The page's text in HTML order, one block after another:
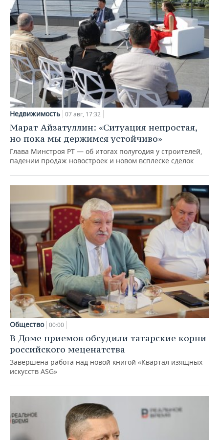
Недвижимость 07 авг, 17:32
Марат Айзатуллин: «Ситуация непростая,
но пока мы держимся устойчиво»
Глава Минстроя РТ — об итогах полугодия у строителей,
падении продаж новостроек и новом всплеске сделок
Общество 00:00
В Доме приемов обсудили татарские корни
российского меценатства
Завершена работа над новой книгой «Квартал изящных
искусств ASG»